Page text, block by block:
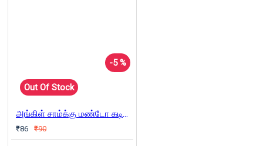
-5 %
Out Of Stock
அங்கிள் சாம்க்கு மண்டோ கடிதம்
₹86 ₹90